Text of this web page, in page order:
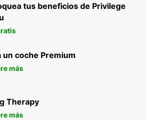
tus beneficios de Privilege
un coche Premium
más
Therapy
más